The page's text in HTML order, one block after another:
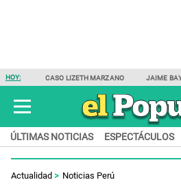
HOY: CASO LIZETH MARZANO JAIME
ÚLTIMAS NOTICIAS ESPECTÁCULOS
Actualidad Noticias Perú